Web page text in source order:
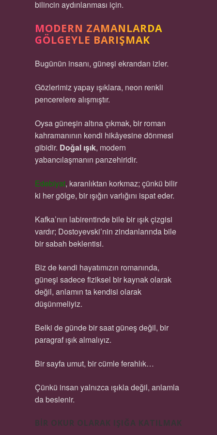
bilincin aydınlanması için.
MODERN ZAMANLARDA
GÖLGEYLE BARIŞMAK
Bugünün insanı, güneşi ekrandan izler.
Gözlerimiz yapay ışıklara, neon renkli
pencerelere alışmıştır.
Oysa güneşin altına çıkmak, bir roman
kahramanının kendi hikâyesine dönmesi
gibidir. Doğal ışık, modern
yabancılaşmanın panzehiridir.
Edebiyat, karanlıktan korkmaz; çünkü bilir
ki her gölge, bir ışığın varlığını ispat eder.
Kafka’nın labirentinde bile bir ışık çizgisi
vardır; Dostoyevski’nin zindanlarında bile
bir sabah beklentisi.
Biz de kendi hayatımızın romanında,
güneşi sadece fiziksel bir kaynak olarak
değil, anlamın ta kendisi olarak
düşünmeliyiz.
Belki de günde bir saat güneş değil, bir
paragraf ışık almalıyız.
Bir sayfa umut, bir cümle ferahlık…
Çünkü insan yalnızca ışıkla değil, anlamla
da beslenir.
BIR OKUR OLARAK IŞIĞA KATILMAK